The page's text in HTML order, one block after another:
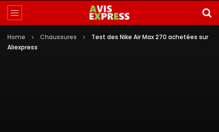
Home Chaussures
Test des Nike Air Max 270 achetées sur
Aliexpress